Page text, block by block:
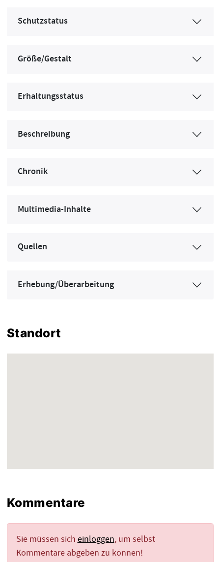
Schutzstatus
Größe/Gestalt
Erhaltungsstatus
Beschreibung
Chronik
Multimedia-Inhalte
Quellen
Erhebung/Überarbeitung
Standort
Kommentare
Sie müssen sich einloggen, um selbst
Kommentare abgeben zu können!